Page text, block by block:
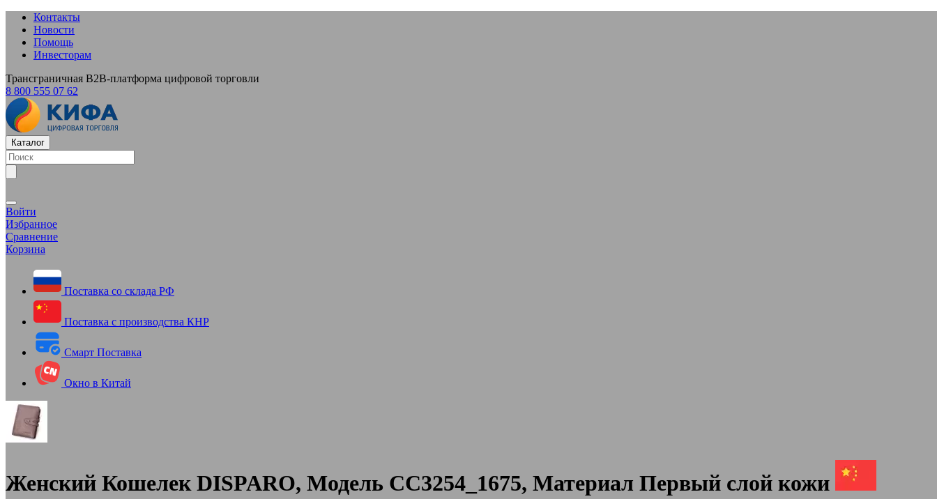
Контакты
Новости
Помощь
Инвесторам
Трансграничная B2B-платформа цифровой торговли
8 800 555 07 62
Каталог
Войти
Избранное
Сравнение
Корзина
Поставка со склада РФ
Поставка с производства КНР
Смарт Поставка
Окно в Китай
Женский Кошелек DISPARO, Модель CC3254_1675, Материал Первый слой кожи